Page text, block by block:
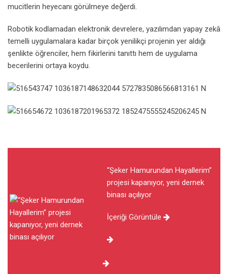
mucitlerin heyecanı görülmeye değerdi.
Robotik kodlamadan elektronik devrelere, yazılımdan yapay zekâ
temelli uygulamalara kadar birçok yenilikçi projenin yer aldığı
şenlikte öğrenciler, hem fikirlerini tanıttı hem de uygulama
becerilerini ortaya koydu.
“Şeker Hamurundan Hayallerim”
projesi kapanıyor, yeni dernek
binası açılıyor
İçeriği Görüntüle